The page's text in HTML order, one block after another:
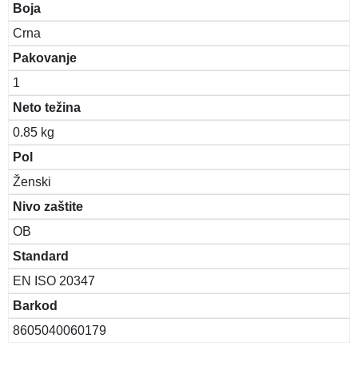
Boja
Crna
Pakovanje
1
Neto težina
0.85 kg
Pol
Ženski
Nivo zaštite
OB
Standard
EN ISO 20347
Barkod
8605040060179